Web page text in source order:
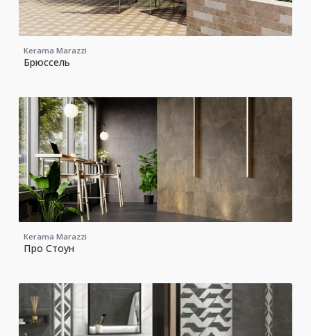
Kerama Marazzi
Брюссель
Kerama Marazzi
Про Стоун